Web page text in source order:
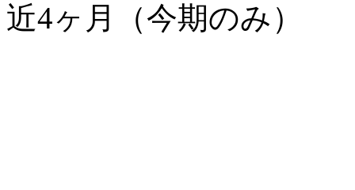
近4ヶ月（今期のみ）